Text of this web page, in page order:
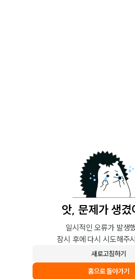
앗, 문제가 생겼
일시적인 오류가 발생
잠시 후에 다시 시도해주
새로고침하기
홈으로 돌아가기